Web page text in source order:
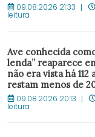
09.08.2026 21:33
leitura
Ave conhecida
lenda” reaparece
não era vista há 112
restam menos de
09.08.2026 20:13
leitura